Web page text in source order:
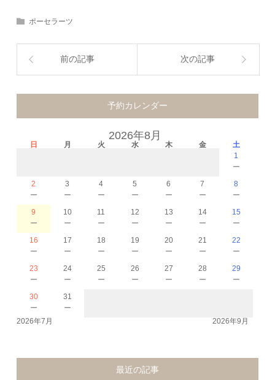
ポーセラーツ
前の記事 次の記事
予約カレンダー
2026年8月
日 月 火 水 木 金
土
1
－
2
－
3
－
4
－
5
－
6
－
7
－
8
－
9
－
10
－
11
－
12
－
13
－
14
－
15
－
16
－
17
－
18
－
19
－
20
－
21
－
22
－
23
－
24
－
25
－
26
－
27
－
28
－
29
－
30
－
31
－
2026年7月 2026年9月
最近の記事